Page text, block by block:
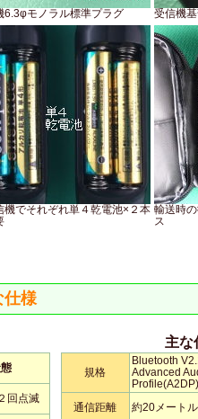
6.3φモノラル標準プラグ 受信機
機でそれぞれ単４乾電池×２本 輸送時
ス
仕様
回点滅
主な
規格
Bluetooth
Advanced
Profile(A2DP)
通信距離
約20メートル